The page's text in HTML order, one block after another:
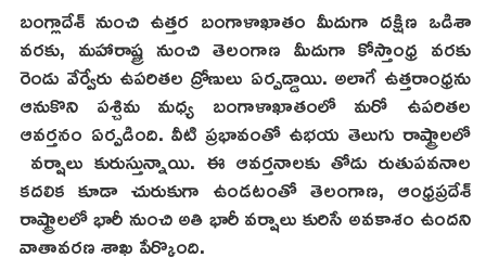
బంగ్లాదేశ్ నుంచి ఉత్తర బంగాళాఖాతం మీదుగా దక్షిణ ఒడిశా
వరకు, మహారాష్ట్ర నుంచి తెలంగాణ మీదుగా కోస్తాంధ్ర వరకు
రెండు వేర్వేరు ఉపరితల ద్రోణులు ఏర్పడ్డాయి. అలాగే ఉత్తరాంధ్రను
ఆనుకొని పశ్చిమ మధ్య బంగాళాఖాతంలో మరో ఉపరితల
ఆవర్తనం ఏర్పడింది. వీటి ప్రభావంతో ఉభయ తెలుగు రాష్ట్రాలలో
వర్షాలు కురుస్తున్నాయి. ఈ ఆవర్తనాలకు తోడు రుతుపవనాల
కదలిక కూడా చురుకుగా ఉండటంతో తెలంగాణ, ఆంధ్రప్రదేశ్
రాష్ట్రాలలో భారీ నుంచి అతి భారీ వర్షాలు కురిసే అవకాశం ఉందని
వాతావరణ శాఖ పేర్కొంది.